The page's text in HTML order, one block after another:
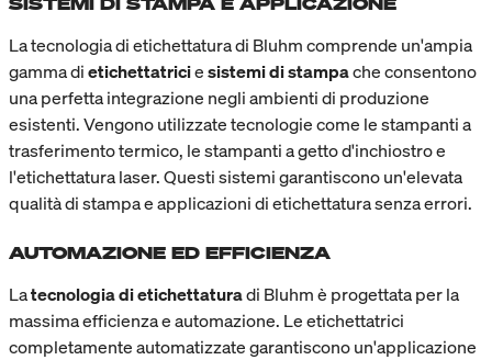
La tecnologia di etichettatura di Bluhm comprende un'ampia
gamma dietichettatriciesistemi di stampache consentono
una perfetta integrazione negli ambienti di produzione
esistenti. Vengono utilizzate tecnologie come le stampanti a
trasferimento termico, le stampanti a getto d'inchiostro e
l'etichettatura laser. Questi sistemi garantiscono un'elevata
qualità di stampa e applicazioni di etichettatura senza errori.
AUTOMAZIONE ED EFFICIENZA
Latecnologia di etichettaturadi Bluhm è progettata per la
massima efficienza e automazione. Le etichettatrici
completamente automatizzate garantiscono un'applicazione